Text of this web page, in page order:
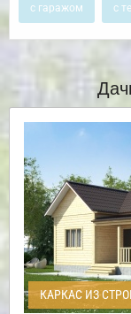
с гаражом с
КАРКАС ИЗ